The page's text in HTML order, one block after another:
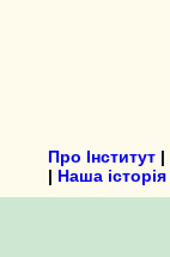
Про Інститут |
| Наша історія